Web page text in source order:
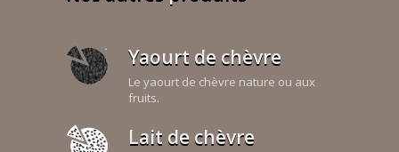
Yaourt de chèvre
Le yaourt de chèvre nature ou aux
fruits.
Lait de chèvre